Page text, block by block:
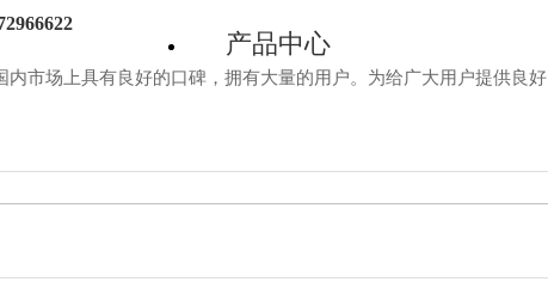
产品中心
市场上具有良好的口碑，拥有大量的用户。为给广大用户提供良好